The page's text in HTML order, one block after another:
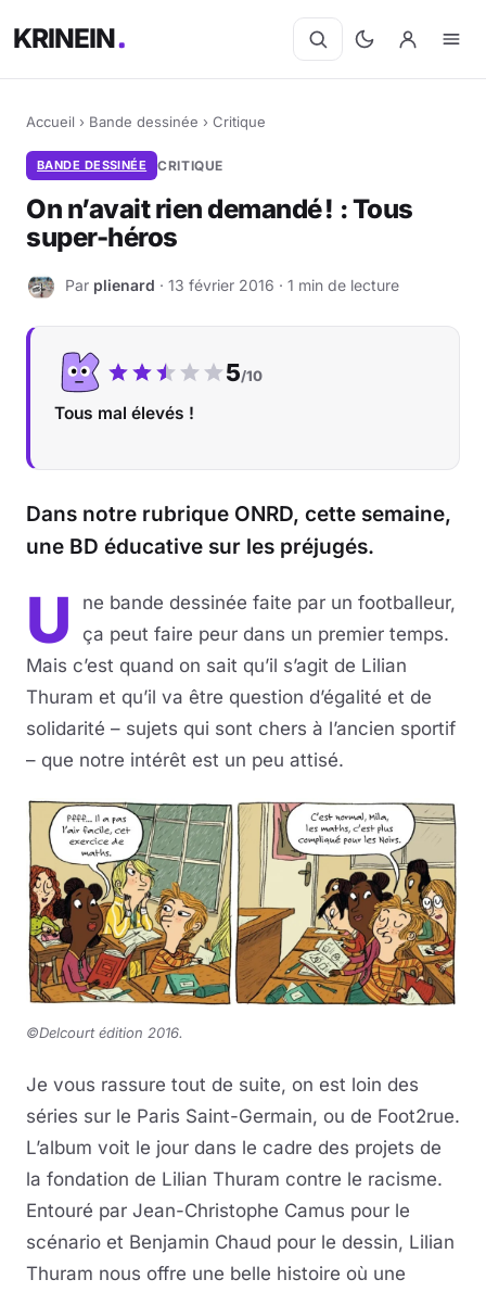
KRINEIN
Accueil › Bande dessinée › Critique
BANDE DESSINÉE CRITIQUE
On n’avait rien demandé ! : Tous
super-héros
P Par plienard · 13 février 2016 · 1 min de lecture
Notre note :
5/10
Tous mal élevés !
Dans notre rubrique ONRD, cette semaine,
une BD éducative sur les préjugés.
U
ne bande dessinée faite par un footballeur,
ça peut faire peur dans un premier temps.
Mais c’est quand on sait qu’il s’agit de Lilian
Thuram et qu’il va être question d’égalité et de
solidarité – sujets qui sont chers à l’ancien sportif
– que notre intérêt est un peu attisé.
©Delcourt édition 2016.
Je vous rassure tout de suite, on est loin des
séries sur le Paris Saint-Germain, ou de Foot2rue.
L’album voit le jour dans le cadre des projets de
la fondation de Lilian Thuram contre le racisme.
Entouré par Jean-Christophe Camus pour le
scénario et Benjamin Chaud pour le dessin, Lilian
Thuram nous offre une belle histoire où une